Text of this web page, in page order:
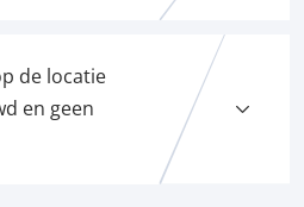
de locatie
en geen